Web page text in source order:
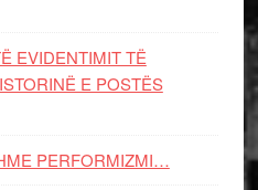
EVIDENTIMIT TË
E POSTËS
PERFORMIZMI…